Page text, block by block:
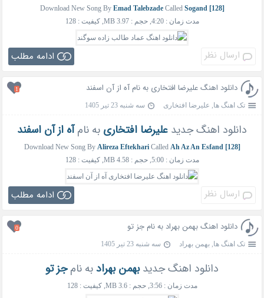
Download New Song By Emad TalebzadeCalled Sogand [128]
مدت زمان : 4:20, حجم : 3.97 MB, کیفیت : 128
ارسال نظر ادامه مطلب
دانلود اهنگ علیرضا افتخاری به نام آه از آن اسفند 1
تک اهنگ ها, علیرضا افتخاری سه شنبه 23 تیر 1405
دانلود اهنگ جدید علیرضا افتخاری به نامآه از آن اسفند
Download New Song By Alireza EftekhariCalled Ah Az An Esfand [128]
مدت زمان : 5:00, حجم : 4.58 MB, کیفیت : 128
ارسال نظر ادامه مطلب
دانلود اهنگ بهمن بهراد به نام جز تو 0
تک اهنگ ها,بهمن بهراد سه شنبه 23 تیر 1405
دانلود اهنگ جدید بهمن بهرادبه نامجز تو
مدت زمان : 3:56, حجم : 3.6 MB, کیفیت : 128